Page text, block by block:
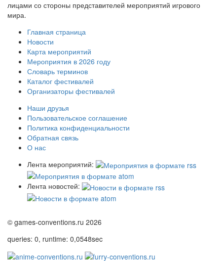
лицами со стороны представителей мероприятий игрового
мира.
Главная страница
Новости
Карта мероприятий
Мероприятия в 2026 году
Словарь терминов
Каталог фестивалей
Организаторы фестивалей
Наши друзья
Пользовательское соглашение
Политика конфиденциальности
Обратная связь
О нас
Лента мероприятий:
Лента новостей:
© games-conventions.ru 2026
queries: 0, runtime: 0,0548sec